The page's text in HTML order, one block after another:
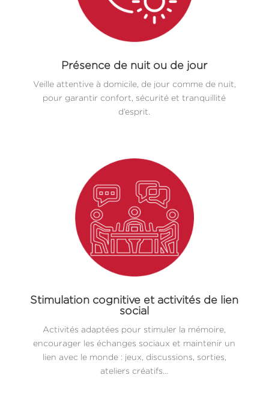
Présence de nuit ou de jour
Veille attentive à domicile, de jour comme de nuit,
pour garantir confort, sécurité et tranquillité
d’esprit.
Stimulation cognitive et activités de lien
social
Activités adaptées pour stimuler la mémoire,
encourager les échanges sociaux et maintenir un
lien avec le monde : jeux, discussions, sorties,
ateliers créatifs…